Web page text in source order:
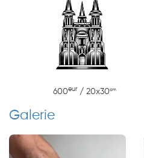
600eur / 20x30cm
Galerie